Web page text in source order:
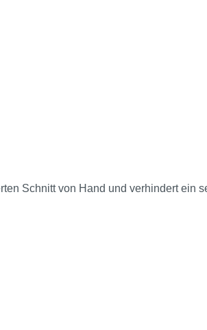
Schnitt von Hand und verhindert ein